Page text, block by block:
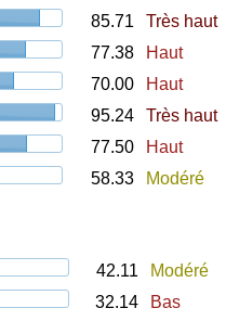
85.71
Très haut
77.38
Haut
70.00
Haut
95.24
Très haut
77.50
Haut
58.33 Modéré
42.11
Modéré
32.14
Bas